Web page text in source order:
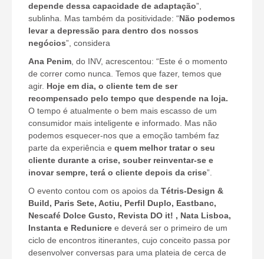
depende dessa capacidade de adaptação”,
sublinha. Mas também da positividade: “Não podemos
levar a depressão para dentro dos nossos
negócios”, considera
Ana Penim , do INV, acrescentou: “Este é o momento
de correr como nunca. Temos que fazer, temos que
agir. Hoje em dia, o cliente tem de ser
recompensado pelo tempo que despende na loja.
O tempo é atualmente o bem mais escasso de um
consumidor mais inteligente e informado. Mas não
podemos esquecer-nos que a emoção também faz
parte da experiência e quem melhor tratar o seu
cliente durante a crise, souber reinventar-se e
inovar sempre, terá o cliente depois da crise”.
O evento contou com os apoios da Tétris-Design &
Build, Paris Sete, Actiu, Perfil Duplo, Eastbanc,
Nescafé Dolce Gusto, Revista DO it! , Nata Lisboa,
Instanta e Redunicre e deverá ser o primeiro de um
ciclo de encontros itinerantes, cujo conceito passa por
desenvolver conversas para uma plateia de cerca de